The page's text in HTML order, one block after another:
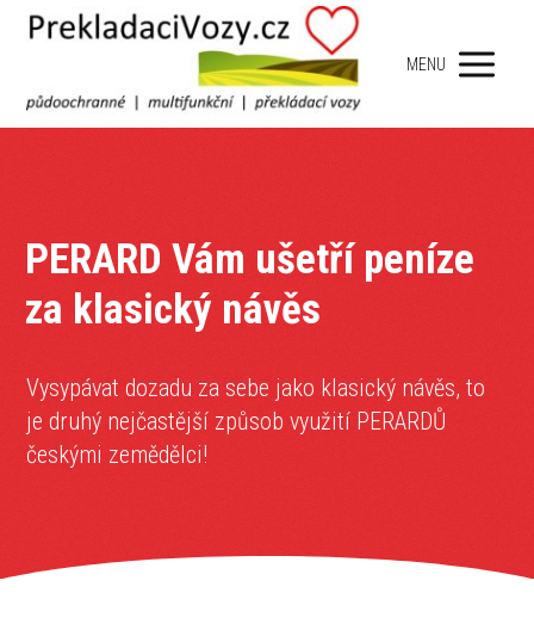
MENU
PERARD Vám ušetří peníze
za klasický návěs
Vysypávat dozadu za sebe jako klasický návěs, to
je druhý nejčastější způsob využití PERARDŮ
českými zemědělci!